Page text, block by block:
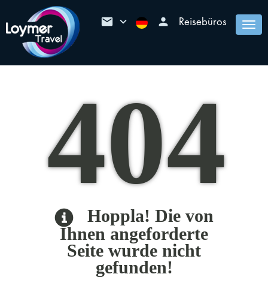
mail keyboard_arrow_down person Reisebüros
404
Hoppla! Die von
Ihnen angeforderte
Seite wurde nicht
gefunden!